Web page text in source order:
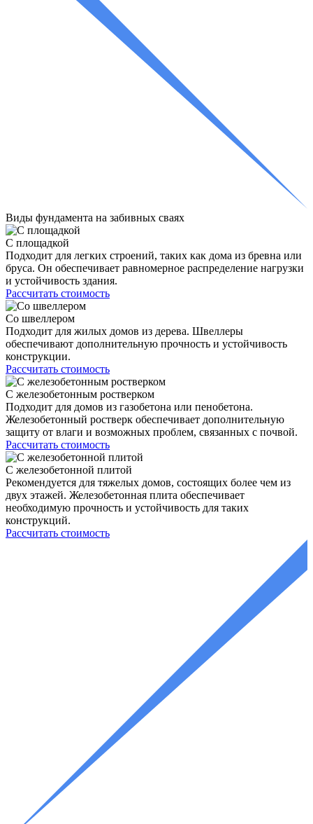
Виды фундамента на забивных сваях
С площадкой
Подходит для легких строений, таких как дома из бревна или
бруса. Он обеспечивает равномерное распределение нагрузки
и устойчивость здания.
Рассчитать стоимость
Со швеллером
Подходит для жилых домов из дерева. Швеллеры
обеспечивают дополнительную прочность и устойчивость
конструкции.
Рассчитать стоимость
С железобетонным ростверком
Подходит для домов из газобетона или пенобетона.
Железобетонный ростверк обеспечивает дополнительную
защиту от влаги и возможных проблем, связанных с почвой.
Рассчитать стоимость
С железобетонной плитой
Рекомендуется для тяжелых домов, состоящих более чем из
двух этажей. Железобетонная плита обеспечивает
необходимую прочность и устойчивость для таких
конструкций.
Рассчитать стоимость